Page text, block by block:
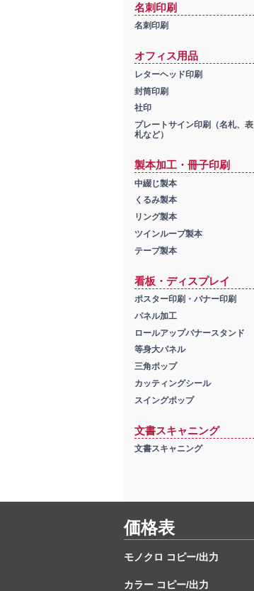
名刺印刷
名刺印刷
オフィス用品
レターヘッド印刷
封筒印刷
社印
プレートサイン印刷（名札、表
札など）
製本加工・冊子印刷
中綴じ製本
くるみ製本
リング製本
ツインループ製本
テープ製本
看板・ディスプレイ
ポスター印刷・バナー印刷
パネル加工
ロールアップバナースタンド
等身大パネル
三角ポップ
カッティングシール
スイングポップ
文書スキャニング
文書スキャニング
価格表
モノクロ コピー/出力
カラー コピー/出力